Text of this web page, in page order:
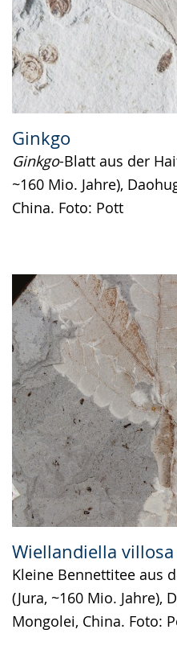
Ginkgo
Ginkgo-Blatt aus der
~160 Mio. Jahre),
China. Foto: Pott
Wiellandiella villosa
Kleine Bennettitee aus
(Jura, ~160 Mio. Jahre),
Mongolei, China. Foto: